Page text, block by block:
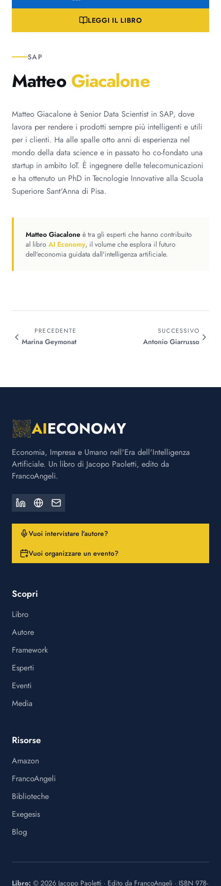
LEGGI IL LIBRO
SAP
Matteo Giacalone
Matteo Giacalone è Senior Data Scientist in SAP, dove
lavora per rendere i prodotti sempre più intelligenti e utili
per i clienti. Ha alle spalle otto anni di esperienza nel
mondo della data science e in passato ho co-fondato una
startup in ambito IoT. È ingegnere delle telecomunicazioni
e ha ottenuto un PhD in Tecnologie Innovative alla Scuola
Superiore Sant'Anna di Pisa.
Matteo Giacalone è tra gli esperti che hanno contribuito
al libro AI Economy, il volume che esplora il futuro
dell'economia guidata dall'intelligenza artificiale.
PRECEDENTE
Marina Geymonat
SUCCESSIVO
Antonio Giarrusso
AIECONOMY
Economia, Impresa e Umano nell'Era dell'Intelligenza
Artificiale. Un libro di Jacopo Paoletti, edito da
FrancoAngeli.
Vuoi intervistare l'autore?
Vuoi organizzare un evento?
Scopri
Libro
Autore
Framework
Esperti
Eventi
Media
Risorse
Amazon
FrancoAngeli
Biblioteche
Exegesis
Blog
Libro: © 2026 Jacopo Paoletti · Edito da FrancoAngeli · ISBN 978-